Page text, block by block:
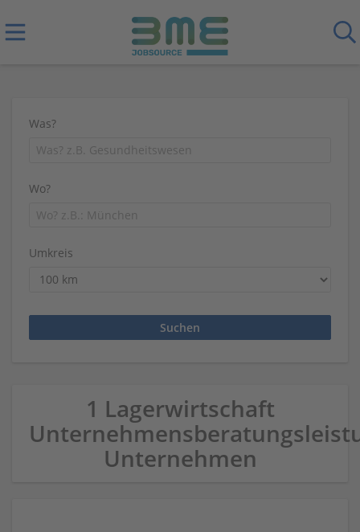
Was?
Wo?
Umkreis
1 Lagerwirtschaft
Unternehmen